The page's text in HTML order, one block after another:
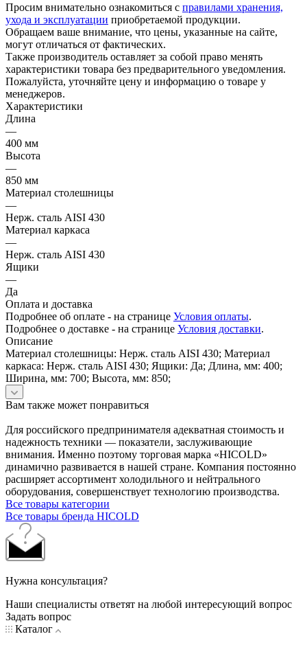
Просим внимательно ознакомиться с правилами хранения,
ухода и эксплуатации приобретаемой продукции.
Обращаем ваше внимание, что цены, указанные на сайте,
могут отличаться от фактических.
Также производитель оставляет за собой право менять
характеристики товара без предварительного уведомления.
Пожалуйста, уточняйте цену и информацию о товаре у
менеджеров.
Характеристики
Длина
—
400 мм
Высота
—
850 мм
Материал столешницы
—
Нерж. сталь AISI 430
Материал каркаса
—
Нерж. сталь AISI 430
Ящики
—
Да
Оплата и доставка
Подробнее об оплате - на странице Условия оплаты.
Подробнее о доставке - на странице Условия доставки.
Описание
Материал столешницы: Нерж. сталь AISI 430; Материал
каркаса: Нерж. сталь AISI 430; Ящики: Да; Длина, мм: 400;
Ширина, мм: 700; Высота, мм: 850;
Вам также может понравиться
Для российского предпринимателя адекватная стоимость и
надежность техники — показатели, заслуживающие
внимания. Именно поэтому торговая марка «HICOLD»
динамично развивается в нашей стране. Компания постоянно
расширяет ассортимент холодильного и нейтрального
оборудования, совершенствует технологию производства.
Все товары категории
Все товары бренда HICOLD
Нужна консультация?
Наши специалисты ответят на любой интересующий вопрос
Задать вопрос
Каталог